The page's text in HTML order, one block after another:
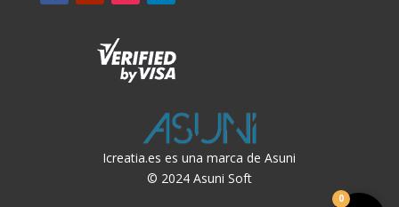
Icreatia.es es una marca de Asuni
© 2024 Asuni Soft
0